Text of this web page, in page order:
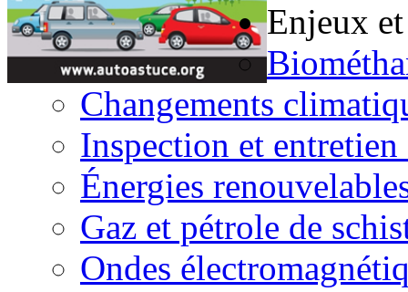
Enjeux
Changements
Inspection et entretien
Énergies
Gaz et pétrole de
Ondes